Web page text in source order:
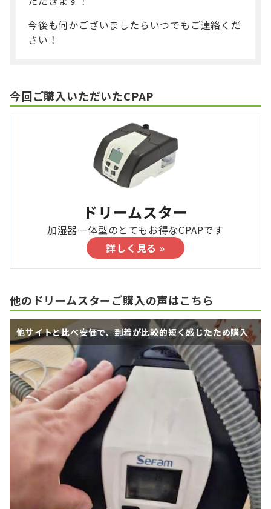
今後も何かございましたらいつでもご連絡くだ
さい！
今回ご購入いただいたCPAP
ドリームスター
加湿器一体型のとてもお得なCPAPです
詳しく見る »
他のドリームスターご購入の声はこちら
他サイトと比べ安価で、到着が比較的短く感じたため購入